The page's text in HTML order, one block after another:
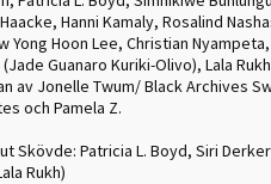
Hanni Kamaly, Rosalind
Yong Hoon Lee, Christian
Guanaro Kuriki-Olivo), Lala
av Jonelle Twum/ Black Archives
och Pamela Z.
Skövde: Patricia L. Boyd, Siri
Rukh)